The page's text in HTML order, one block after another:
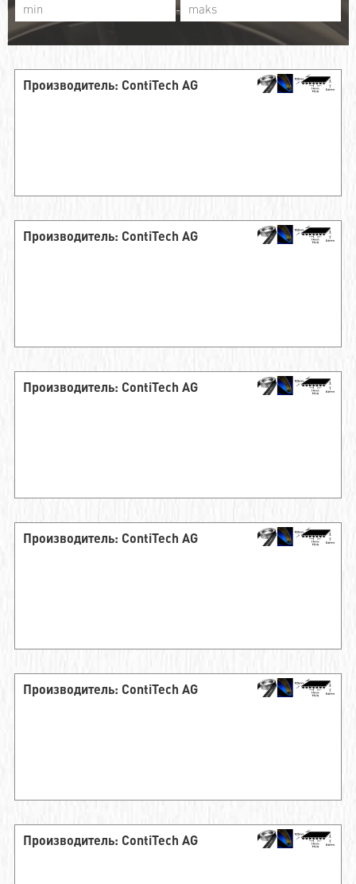
-
Производитель: ContiTech AG
Производитель: ContiTech AG
Производитель: ContiTech AG
Производитель: ContiTech AG
Производитель: ContiTech AG
Производитель: ContiTech AG